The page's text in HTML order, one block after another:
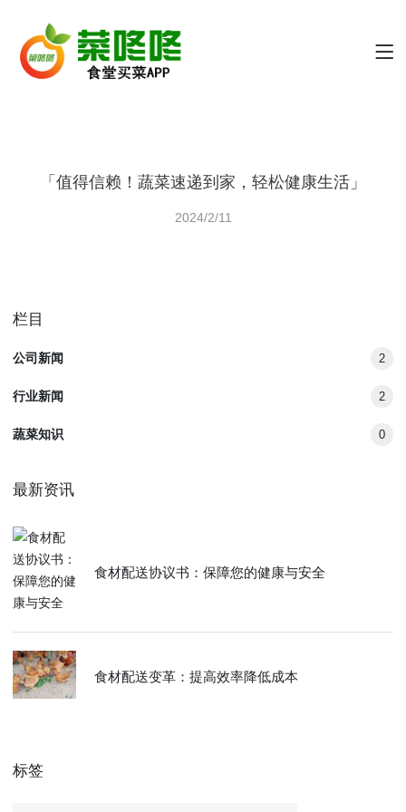
「值得信赖！蔬菜速递到家，轻松健康生活」
2024/2/11
栏目
公司新闻 2
行业新闻 2
蔬菜知识 0
最新资讯
食材配送协议书：保障您的健康与安全
食材配送变革：提高效率降低成本
标签